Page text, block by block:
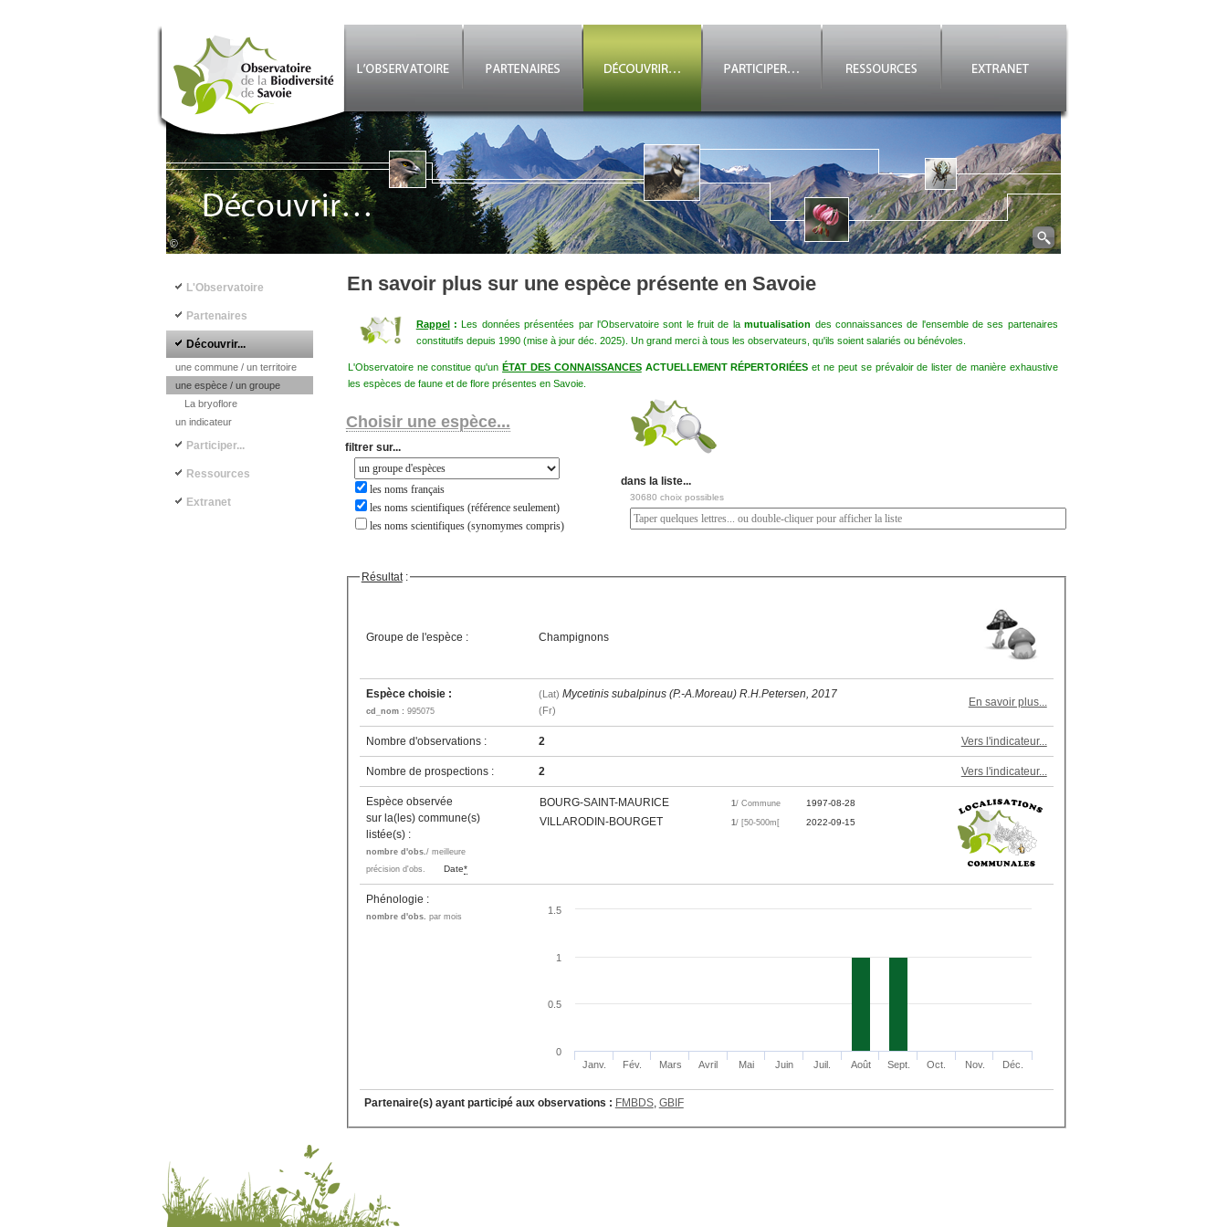
©
En savoir plus sur une espèce présente en Savoie
Rappel:Les données présentées par l'Observatoire sont le fruit de lamutualisation des connaissances de l'ensemble de ses partenaires
constitutifs depuis 1990 (mise à jour déc. 2025). Un grand merci à tous les observateurs, qu'ils soient salariés ou bénévoles.
L'Observatoire ne constitue qu'unÉTAT DES CONNAISSANCESACTUELLEMENT RÉPERTORIÉESet ne peut se prévaloir de lister de manière exhaustive
les espèces de faune et de flore présentes en Savoie.
Choisir une espèce...
filtrer sur...
les noms français
les noms scientifiques (référence seulement)
les noms scientifiques (synomymes compris)
dans la liste...
30680 choix possibles
Résultat:
Groupe de l'espèce : Champignons
Espèce choisie :
cd_nom : 995075
(Lat) Mycetinis subalpinus (P.-A.Moreau) R.H.Petersen, 2017
(Fr)
En savoir plus...
Nombre d'observations : 2 Vers l'indicateur...
Nombre de prospections : 2 Vers l'indicateur...
Espèce observée
sur la(les) commune(s)
listée(s) :
nombre d'obs./ meilleure
précision d'obs.
Date*
BOURG-SAINT-MAURICE 1/ Commune 1997-08-28
VILLARODIN-BOURGET 1/ [50-500m[ 2022-09-15
Phénologie :
nombre d'obs. par mois
Janv. Fév. Mars Avril Mai Juin Juil. Août Sept. Oct. Nov. Déc.
0
0.5
1
1.5
Partenaire(s) ayant participé aux observations : FMBDS, GBIF
Navigation principale
L'Observatoire
Partenaires
Découvrir...
une commune / un territoire
une espèce / un groupe
La bryoflore
un indicateur
Participer...
Ressources
Extranet